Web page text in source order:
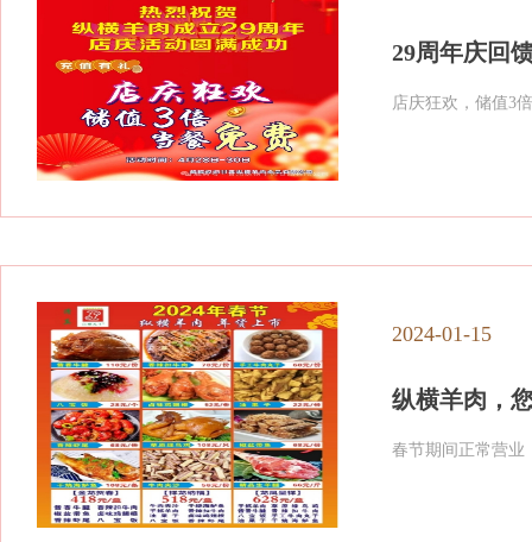
29周年庆回
店庆狂欢，储值3
2024-01-15
纵横羊肉，
春节期间正常营业